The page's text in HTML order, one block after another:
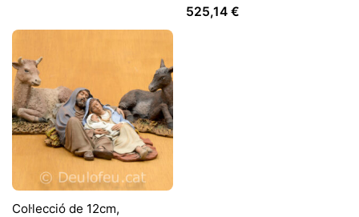
525,14 €
Col·lecció de 12cm,